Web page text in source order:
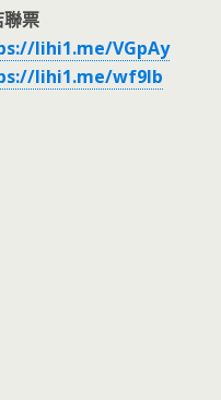
票
lihi1.me/VGpAy
lihi1.me/wf9lb